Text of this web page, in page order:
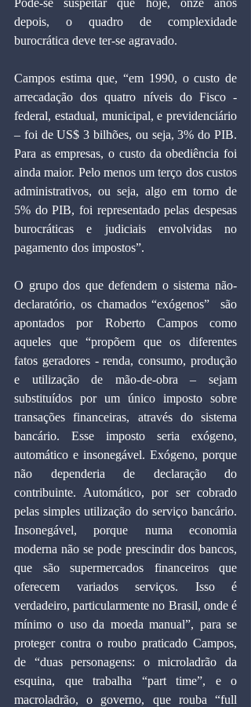
Pode-se suspeitar que hoje, onze anos
depois, o quadro de complexidade
burocrática deve ter-se agravado.
Campos estima que, “em 1990, o custo de
arrecadação dos quatro níveis do Fisco -
federal, estadual, municipal, e previdenciário
– foi de US$ 3 bilhões, ou seja, 3% do PIB.
Para as empresas, o custo da obediência foi
ainda maior. Pelo menos um terço dos custos
administrativos, ou seja, algo em torno de
5% do PIB, foi representado pelas despesas
burocráticas e judiciais envolvidas no
pagamento dos impostos”.
O grupo dos que defendem o sistema não-
declaratório, os chamados “exógenos”  são
apontados por Roberto Campos como
aqueles que “propõem que os diferentes
fatos geradores - renda, consumo, produção
e utilização de mão-de-obra – sejam
substituídos por um único imposto sobre
transações financeiras, através do sistema
bancário. Esse imposto seria exógeno,
automático e insonegável. Exógeno, porque
não dependeria de declaração do
contribuinte. Automático, por ser cobrado
pelas simples utilização do serviço bancário.
Insonegável, porque numa economia
moderna não se pode prescindir dos bancos,
que são supermercados financeiros que
oferecem variados serviços. Isso é
verdadeiro, particularmente no Brasil, onde é
mínimo o uso da moeda manual”, para se
proteger contra o roubo praticado Campos,
de “duas personagens: o microladrão da
esquina, que trabalha “part time”, e o
macroladrão, o governo, que rouba “full